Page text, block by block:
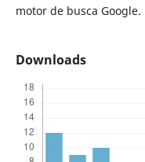
motor de busca Google.
Downloads